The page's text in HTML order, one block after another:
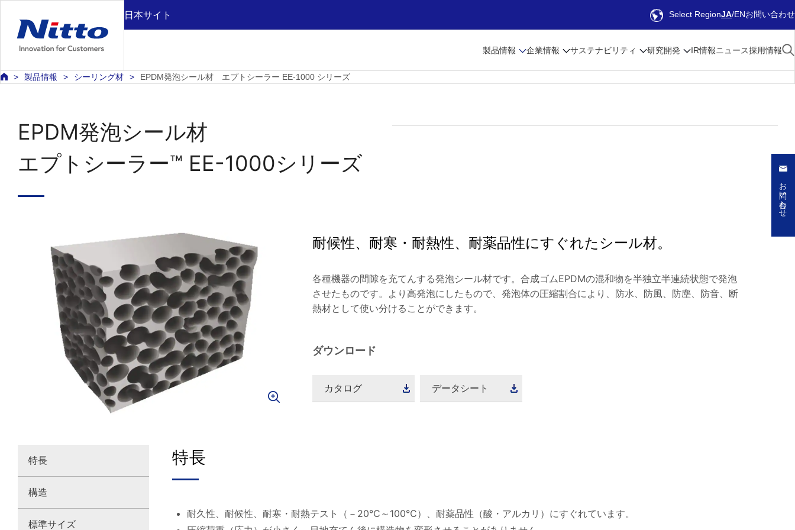
日本サイト Select RegionJA ENお問い合わせ
製品情報 企業情報 サステナビリティ 研究開発 IR情報ニュース採用情報
製品情報 シーリング材 EPDM発泡シール材 エプトシーラー EE-1000 シリーズ
EPDM発泡シール材
エプトシーラー™ EE-1000シリーズ
耐候性、耐寒・耐熱性、耐薬品性にすぐれたシール材。
各種機器の間隙を充てんする発泡シール材です。合成ゴムEPDMの混和物を半独立半連続状態で発泡
させたものです。より高発泡にしたもので、発泡体の圧縮割合により、防水、防風、防塵、防音、断
熱材として使い分けることができます。
ダウンロード
カタログ データシート
特長
構造
標準サイズ
特長
耐久性、耐候性、耐寒・耐熱テスト（－20℃～100℃）、耐薬品性（酸・アルカリ）にすぐれています。
お問い合わせ